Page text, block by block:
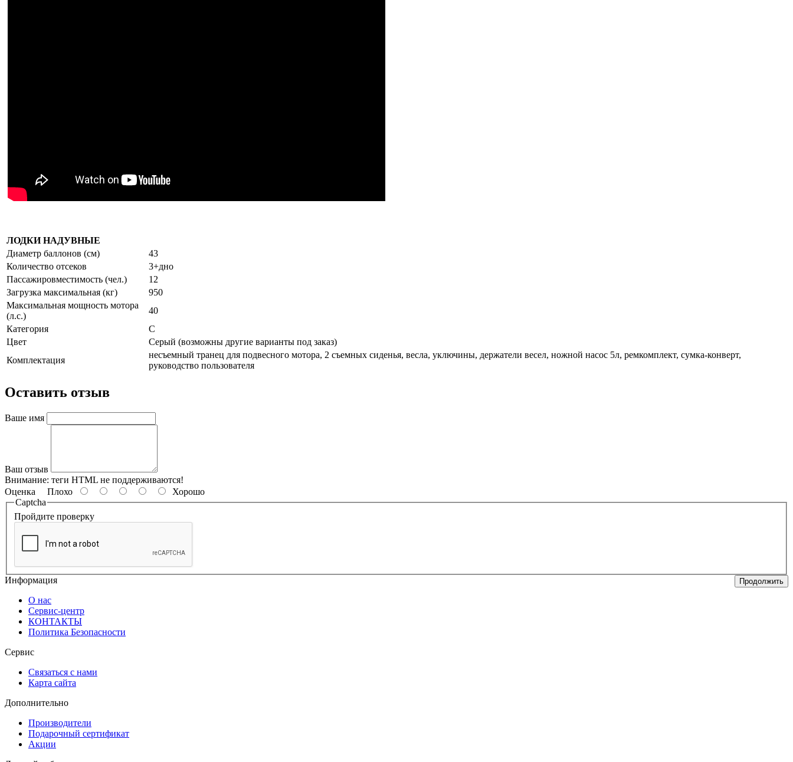
ЛОДКИ НАДУВНЫЕ
Диаметр баллонов (см)
43
Количество отсеков
3+дно
Пассажировместимость (чел.)
12
Загрузка максимальная (кг)
950
Максимальная мощность мотора
(л.с.)
40
Категория
C
Цвет
Серый (возможны другие варианты под заказ)
Комплектация
несъемный транец для подвесного мотора, 2 съемных сиденья, весла, уключины, держатели весел, ножной насос 5л, ремкомплект, сумка-конверт,
руководство пользователя
Оставить отзыв
Ваше имя
Ваш отзыв
Внимание: теги HTML не поддерживаются!
Оценка Плохо
Хорошо
Captcha
Пройдите проверку
Продолжить
Информация
О нас
Сервис-центр
КОНТАКТЫ
Политика Безопасности
Сервис
Связаться с нами
Карта сайта
Дополнительно
Производители
Подарочный сертификат
Акции